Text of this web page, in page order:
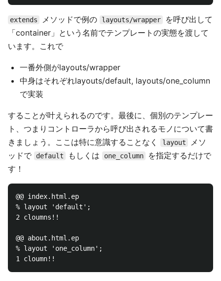
extends メソッドで例の layouts/wrapper
を呼び出して
「container」という名前でテンプレートの実態を渡して
います。これで
一番外側がlayouts/wrapper
中身はそれぞれlayouts/default, layouts/one_column
で実装
することが叶えられるのです。最後に、個別のテンプレー
ト、つまりコントローラから呼び出されるモノについて書
きましょう。ここは特に意識することなく
layout
メソ
ッドで
default もしくは one_column
を指定するだけで
す！
@@ index.html.ep
% layout 'default';
2 cloumns!!
@@ about.html.ep
% layout 'one_column';